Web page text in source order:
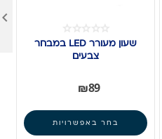
שעון מעורר LED במבחר
צבעים
₪89
בחר באפשרויות